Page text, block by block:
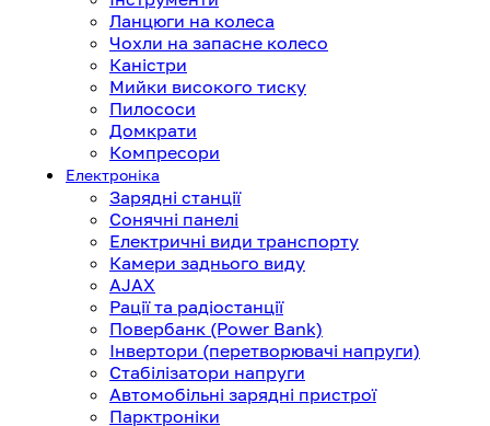
Ланцюги на колеса
Чохли на запасне колесо
Каністри
Мийки високого тиску
Пилососи
Домкрати
Компресори
Електроніка
Зарядні станції
Сонячні панелі
Електричні види транспорту
Камери заднього виду
AJAX
Рації та радіостанції
Повербанк (Power Bank)
Інвертори (перетворювачі напруги)
Стабілізатори напруги
Автомобільні зарядні пристрої
Парктроніки